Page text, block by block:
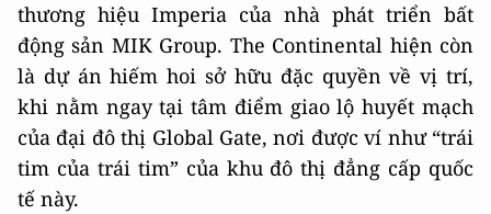
thương hiệu Imperia của nhà phát triển bất
động sản MIK Group. The Continental hiện còn
là dự án hiếm hoi sở hữu đặc quyền về vị trí,
khi nằm ngay tại tâm điểm giao lộ huyết mạch
của đại đô thị Global Gate, nơi được ví như “trái
tim của trái tim” của khu đô thị đẳng cấp quốc
tế này.